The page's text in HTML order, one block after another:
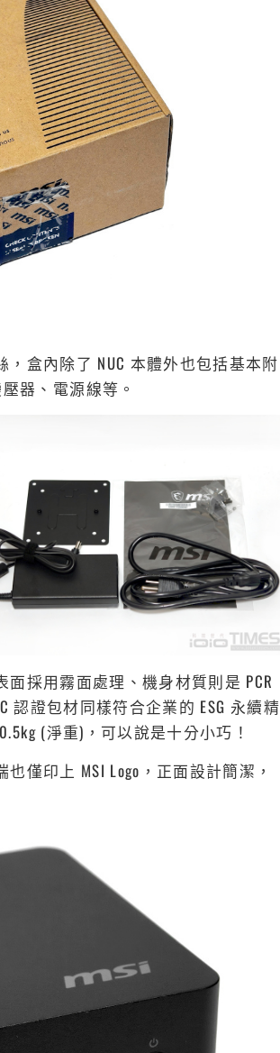
盒內除了 NUC 本體外也包括基本附
器、電源線等。
採用霧面處理、機身材質則是 PCR
認證包材同樣符合企業的 ESG 永續精
(淨重)，可以說是十分小巧！
僅印上 MSI Logo，正面設計簡潔，